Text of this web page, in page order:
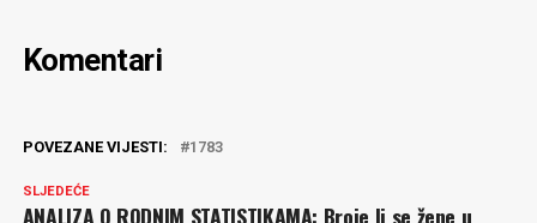
Komentari
POVEZANE VIJESTI: 1783
SLJEDEĆE
ANALIZA O RODNIM STATISTIKAMA: Broje li se žene u